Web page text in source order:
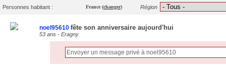
Personnes habitant : France (changer) Région
noel95610 fête son anniversaire aujourd'hui
53 ans - Eragny